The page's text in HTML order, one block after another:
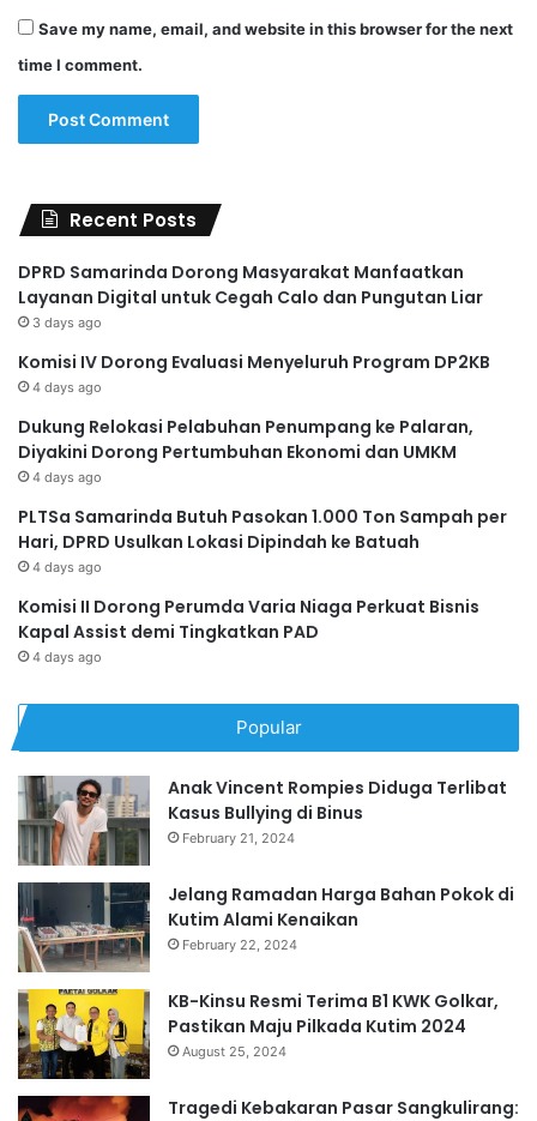
Save my name, email, and website in this browser for the next
time I comment.
Recent Posts
DPRD Samarinda Dorong Masyarakat Manfaatkan
Layanan Digital untuk Cegah Calo dan Pungutan Liar
3 days ago
Komisi IV Dorong Evaluasi Menyeluruh Program DP2KB
4 days ago
Dukung Relokasi Pelabuhan Penumpang ke Palaran,
Diyakini Dorong Pertumbuhan Ekonomi dan UMKM
4 days ago
PLTSa Samarinda Butuh Pasokan 1.000 Ton Sampah per
Hari, DPRD Usulkan Lokasi Dipindah ke Batuah
4 days ago
Komisi II Dorong Perumda Varia Niaga Perkuat Bisnis
Kapal Assist demi Tingkatkan PAD
4 days ago
Popular
Anak Vincent Rompies Diduga Terlibat
Kasus Bullying di Binus
February 21, 2024
Jelang Ramadan Harga Bahan Pokok di
Kutim Alami Kenaikan
February 22, 2024
KB-Kinsu Resmi Terima B1 KWK Golkar,
Pastikan Maju Pilkada Kutim 2024
August 25, 2024
Tragedi Kebakaran Pasar Sangkulirang: